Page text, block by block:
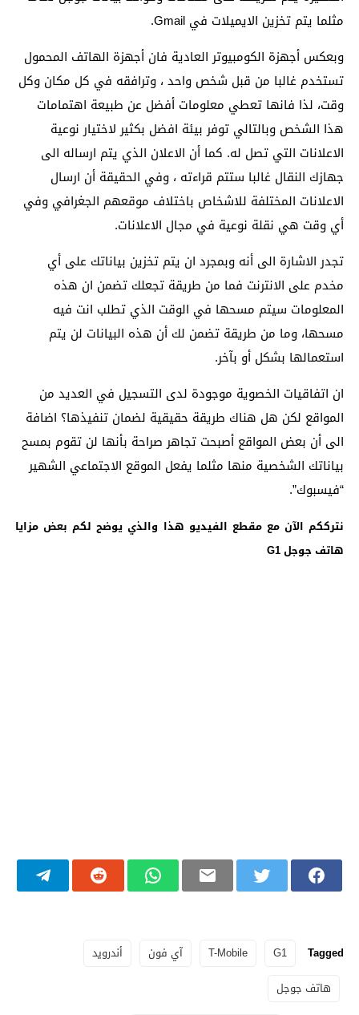
مثلما يتم تخزين الايميلات في Gmail.
وبعكس أجهزة الكومبيوتر العادية فان أجهزة الهاتف المحمول
تستخدم غالبا من قبل شخص واحد ، وترافقه في كل مكان وكل
وقت، لذا فانها تعطي معلومات أفضل عن طبيعة اهتمامات
هذا الشخص وبالتالي توفر بيئة افضل بكثير لاختيار نوعية
الاعلانات التي تصل له. كما أن الاعلان الذي يتم ارساله الى
جهازك النقال غالبا ستتم قراءته ، وفي الحقيقة أن ارسال
الاعلانات المختلفة للاشخاص باختلاف موقعهم الجغرافي وفي
أي وقت هي نقلة نوعية في مجال الاعلانات.
تجدر الاشارة الى أنه وبمجرد ان يتم تخزين بياناتك على أي
مخدم على الانترنت فما من طريقة تجعلك تضمن ان هذه
المعلومات سيتم مسحها في الوقت الذي تطلب انت فيه
مسحها، وما من طريقة تضمن لك أن هذه البيانات لن يتم
استعمالها بشكل أو بآخر.
ان اتفاقيات الخصوية موجودة لدى التسجيل في العديد من
المواقع لكن هل هناك طريقة حقيقية لضمان تنفيذها؟ اضافة
الى أن بعض المواقع أصبحت تجاهر صراحة بأنها لن تقوم بمسح
بياناتك الشخصية منها مثلما يفعل الموقع الاجتماعي الشهير
“فيسبوك”.
نترككم الآن مع مقطع الفيديو هذا والذي يوضح لكم بعض مزايا
هاتف جوجل G1
Tagged
G1
T-Mobile آي فون
أندرويد
هاتف جوجل